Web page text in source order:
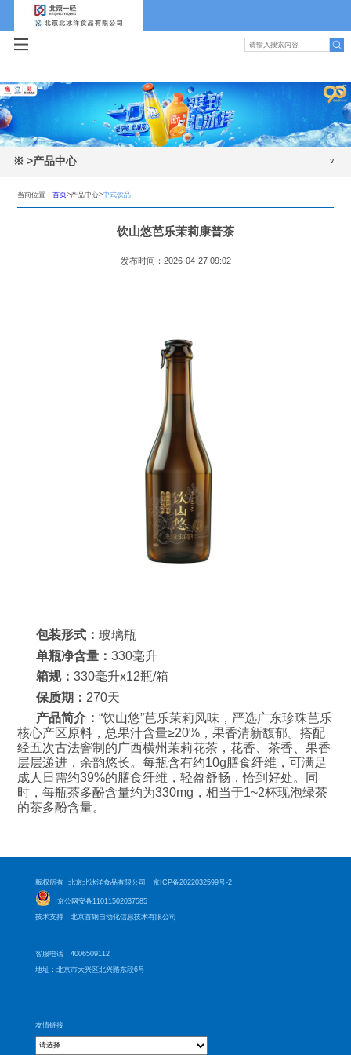
※ >产品中心
冰品乳品
当前位置：首页>产品中心>中式饮品
饮山悠芭乐茉莉康普茶
发布时间：2026-04-27 09:02
包装形式：玻璃瓶
单瓶净含量：330毫升
箱规：330毫升x12瓶/箱
保质期： 270天
产品简介：“饮山悠”芭乐茉莉风味，严选广东珍珠芭乐
核心产区原料，总果汁含量≥20%，果香清新馥郁。搭配
经五次古法窨制的广西横州茉莉花茶，花香、茶香、果香
层层递进，余韵悠长。每瓶含有约10g膳食纤维，可满足
成人日需约39%的膳食纤维，轻盈舒畅，恰到好处。同
时，每瓶茶多酚含量约为330mg，相当于1~2杯现泡绿茶
的茶多酚含量。
版权所有 北京北冰洋食品有限公司 京ICP备2022032599号-2
京公网安备11011502037585
技术支持：北京首钢自动化信息技术有限公司
客服电话：4006509112
地址：北京市大兴区北兴路东段6号
友情链接